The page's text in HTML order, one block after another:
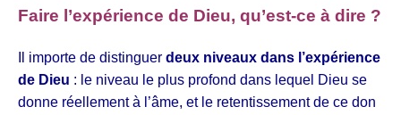
Faire l’expérience de Dieu, qu’est-ce à dire ?
Il importe de distinguer deux niveaux dans l’expérience
de Dieu : le niveau le plus profond dans lequel Dieu se
donne réellement à l’âme, et le retentissement de ce don